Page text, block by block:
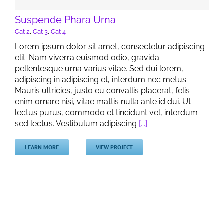
Suspende Phara Urna
Cat 2, Cat 3, Cat 4
Lorem ipsum dolor sit amet, consectetur adipiscing
elit. Nam viverra euismod odio, gravida
pellentesque urna varius vitae. Sed dui lorem,
adipiscing in adipiscing et, interdum nec metus.
Mauris ultricies, justo eu convallis placerat, felis
enim ornare nisi, vitae mattis nulla ante id dui. Ut
lectus purus, commodo et tincidunt vel, interdum
sed lectus. Vestibulum adipiscing [...]
LEARN MORE VIEW PROJECT